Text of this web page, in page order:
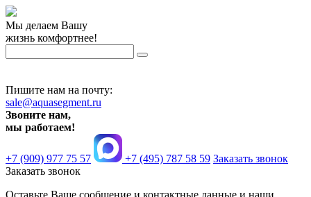
Мы делаем Вашу
жизнь комфортнее!
Пишите нам на почту:
sale@aquasegment.ru
Звоните нам,
мы работаем!
+7 (909) 977 75 57 +7 (495) 787 58 59 Заказать звонок
Заказать звонок
Оставьте Ваше сообщение и контактные данные и наши